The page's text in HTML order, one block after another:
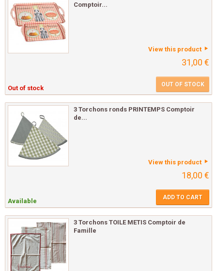
Comptoir...
View this product
31,00 €
Out of stock OUT OF STOCK
3 Torchons ronds PRINTEMPS Comptoir
de...
View this product
18,00 €
Available ADD TO CART
3 Torchons TOILE METIS Comptoir de
Famille